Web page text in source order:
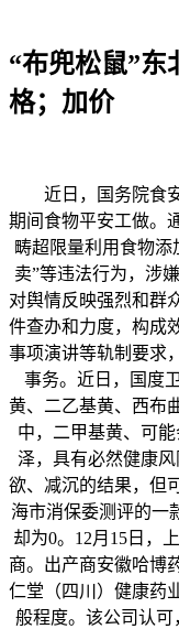
“布兜松鼠”东
格；加价
近日，国务院食安
期间食物平安工做。
畴超限量利用食物
卖”等违法行为，涉
对舆情反映强烈和群
件查办和力度，构成
事项演讲等轨制要求
事务。近日，国度
黄、二乙基黄、西布
中，二甲基黄、可
泽，具有必然健康
欲、减沉的结果，但
海市消保委测评的一
却为0。12月15日，
商。出产商安徽哈博
仁堂（四川）健康药
般程度。该公司认